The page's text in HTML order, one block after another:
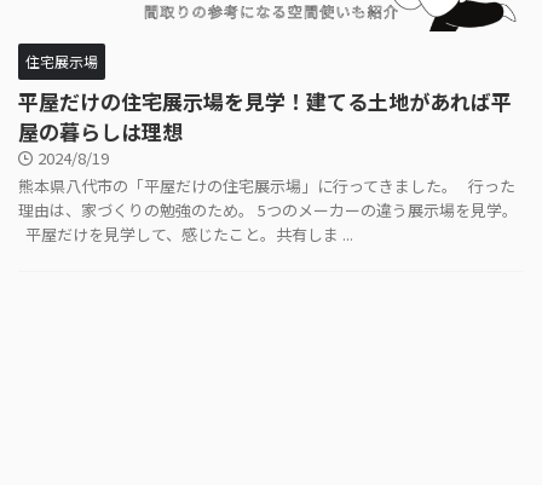
住宅展示場
平屋だけの住宅展示場を見学！建てる土地があれば平
屋の暮らしは理想
2024/8/19
熊本県八代市の「平屋だけの住宅展示場」に行ってきました。 行った
理由は、家づくりの勉強のため。 5つのメーカーの違う展示場を見学。
平屋だけを見学して、感じたこと。共有しま ...